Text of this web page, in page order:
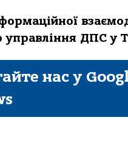
упрaвління ДПС у
нас у